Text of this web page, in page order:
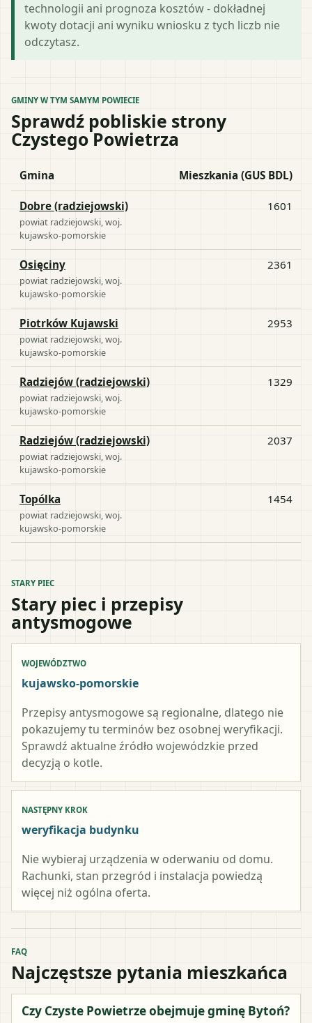
technologii ani prognoza kosztów - dokładnej
kwoty dotacji ani wyniku wniosku z tych liczb nie
odczytasz.
GMINY W TYM SAMYM POWIECIE
Sprawdź pobliskie strony
Czystego Powietrza
Gmina Mieszkania (GUS BDL)
Dobre (radziejowski)
powiat radziejowski , woj.
kujawsko-pomorskie
1601
Osięciny
powiat radziejowski , woj.
kujawsko-pomorskie
2361
Piotrków Kujawski
powiat radziejowski , woj.
kujawsko-pomorskie
2953
Radziejów (radziejowski)
powiat radziejowski , woj.
kujawsko-pomorskie
1329
Radziejów (radziejowski)
powiat radziejowski , woj.
kujawsko-pomorskie
2037
Topólka
powiat radziejowski , woj.
kujawsko-pomorskie
1454
STARY PIEC
Stary piec i przepisy
antysmogowe
WOJEWÓDZTWO
kujawsko-pomorskie
Przepisy antysmogowe są regionalne, dlatego nie
pokazujemy tu terminów bez osobnej weryfikacji.
Sprawdź aktualne źródło wojewódzkie przed
decyzją o kotle.
NASTĘPNY KROK
weryfikacja budynku
Nie wybieraj urządzenia w oderwaniu od domu.
Rachunki, stan przegród i instalacja powiedzą
więcej niż ogólna oferta.
FAQ
Najczęstsze pytania mieszkańca
Czy Czyste Powietrze obejmuje gminę Bytoń?